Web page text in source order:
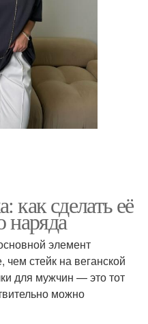
как сделать её
наряда
элемент
чем стейк на веганской
для мужчин — это тот
можно